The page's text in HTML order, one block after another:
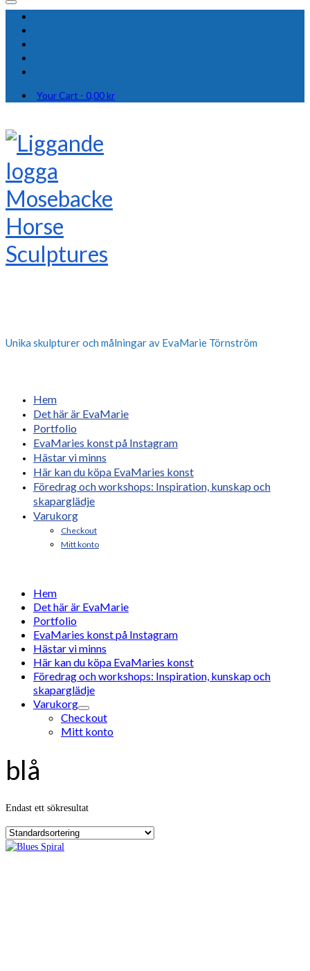
Your Cart - 0,00kr
Unika skulpturer och målningar av EvaMarie Törnström
Hem
Det här är EvaMarie
Portfolio
EvaMaries konst på Instagram
Hästar vi minns
Här kan du köpa EvaMaries konst
Föredrag och workshops: Inspiration, kunskap och
skaparglädje
Varukorg
Checkout
Mitt konto
Hem
Det här är EvaMarie
Portfolio
EvaMaries konst på Instagram
Hästar vi minns
Här kan du köpa EvaMaries konst
Föredrag och workshops: Inspiration, kunskap och
skaparglädje
Varukorg
Checkout
Mitt konto
blå
Endast ett sökresultat